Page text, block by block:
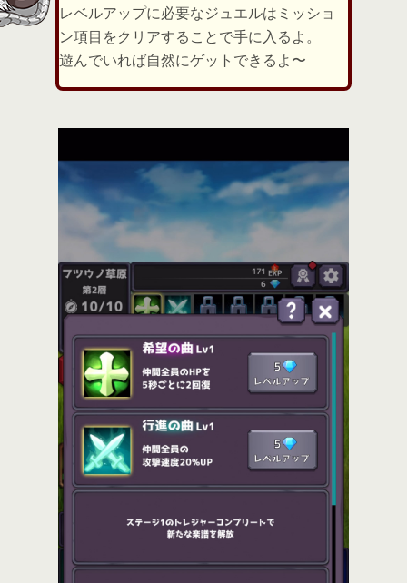
レベルアップに必要なジュエルはミッショ
ン項目をクリアすることで手に入るよ。
遊んでいれば自然にゲットできるよ〜